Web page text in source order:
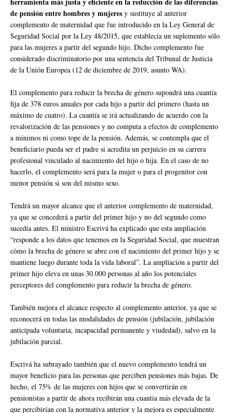
de pensión entre hombres y mujeres y sustituye al anterior
complemento de maternidad que fue introducido en la Ley General de
Seguridad Social por la Ley 48/2015, que establecía un suplemento sólo
para las mujeres a partir del segundo hijo. Dicho complemento fue
considerado discriminatorio por una sentencia del Tribunal de Justicia
de la Unión Europea (12 de diciembre de 2019, asunto WA).
El complemento para reducir la brecha de género supondrá una cuantía
fija de 378 euros anuales por cada hijo a partir del primero (hasta un
máximo de cuatro). La cuantía se irá actualizando de acuerdo con la
revalorización de las pensiones y no computa a efectos de complemento
a mínimos ni como tope de la pensión. Además, se contempla que el
beneficiario pueda ser el padre si acredita un perjuicio en su carrera
profesional vinculado al nacimiento del hijo o hija. En el caso de no
hacerlo, el complemento será para la mujer o para el progenitor con
menor pensión si son del mismo sexo.
Tendrá un mayor alcance que el anterior complemento de maternidad,
ya que se concederá a partir del primer hijo y no del segundo como
sucedía antes. El ministro Escrivá ha explicado que esta ampliación
“responde a los datos que tenemos en la Seguridad Social, que muestran
cómo la brecha de género se abre con el nacimiento del primer hijo y se
mantiene luego durante toda la vida laboral”. La ampliación a partir del
primer hijo eleva en unas 30.000 personas al año los potenciales
perceptores del complemento para reducir la brecha de género.
También mejora el alcance respecto al complemento anterior, ya que se
reconocerá en todas las modalidades de pensión (jubilación, jubilación
anticipada voluntaria, incapacidad permanente y viudedad), salvo en la
jubilación parcial.
Escrivá ha subrayado también que el nuevo complemento tendrá un
mayor beneficio para las personas que perciben pensiones más bajas. De
hecho, el 75% de las mujeres con hijos que se convertirán en
pensionistas a partir de ahora recibirán una cuantía más elevada de la
que percibirían con la normativa anterior y la mejora es especialmente